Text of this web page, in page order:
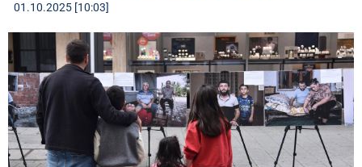
01.10.2025 [10:03]